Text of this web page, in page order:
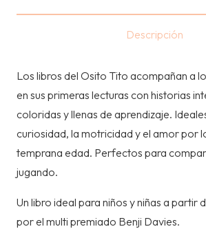
Descripción
Los libros del Osito Tito acompañan a
en sus primeras lecturas con historias
coloridas y llenas de aprendizaje.
curiosidad, la motricidad y el amor por
temprana edad. Perfectos para
jugando.
Un libro ideal para niños y niñas a partir
por el multi premiado Benji Davies.